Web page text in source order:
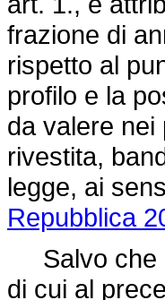
frazione di
rispetto al
profilo e la
da valere nei
rivestita,
legge, ai
Repubblica
Salvo che i
di cui al